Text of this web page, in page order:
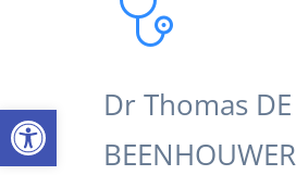
Open toolbarDr Thomas DE
BEENHOUWER